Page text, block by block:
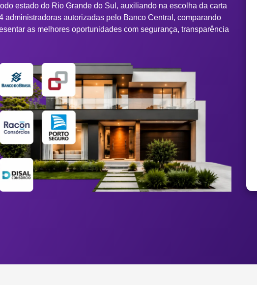
estado do Rio Grande do Sul, auxiliando na escolha da carta
administradoras autorizadas pelo Banco Central, comparando
as melhores oportunidades com segurança, transparência